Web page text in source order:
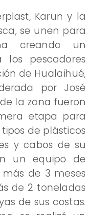
Karün y la
se unen para
creando un
pescadores
de Hualaihué,
por José
la zona fueron
etapa para
de plásticos
y cabos de su
un equipo de
de 3 meses
de 2 toneladas
de sus costas.